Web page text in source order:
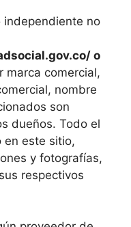
independiente no
o
marca comercial,
nombre
son
dueños. Todo el
en este sitio,
y fotografías,
respectivos